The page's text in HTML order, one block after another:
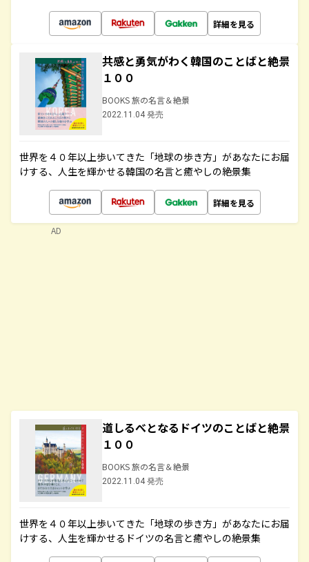
詳細を見る
共感と勇気がわく韓国のことばと絶景
１００
BOOKS 旅の名言＆絶景
2022.11.04 発売
世界を４０年以上歩いてきた「地球の歩き方」があなたにお届
けする、人生を輝かせる韓国の名言と癒やしの絶景集
詳細を見る
道しるべとなるドイツのことばと絶景
１００
BOOKS 旅の名言＆絶景
2022.11.04 発売
世界を４０年以上歩いてきた「地球の歩き方」があなたにお届
けする、人生を輝かせるドイツの名言と癒やしの絶景集
AD